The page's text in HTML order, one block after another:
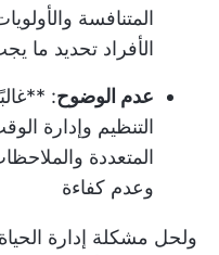
المتنافسة
الأفراد تحديد ما
عدم الوضوح:
التنظيم وإدارة
المتعددة
وعدم كفاءة
ولحل مشكلة إدارة